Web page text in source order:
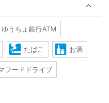
ゆうちょ銀行ATM
たばこ お酒
フードドライブ